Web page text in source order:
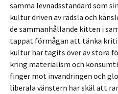
samma levnadsstandard som
kultur driven av rädsla och
de sammanhållande kitten i
tappat förmågan att tänka
kultur har tagits över av stora
kring materialism och
finger mot invandringen och
liberala vänstern har skäl att